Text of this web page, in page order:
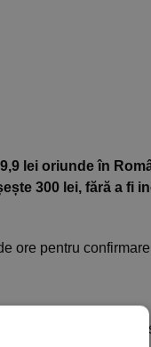
lei oriunde în
300 lei, fără a fi
ore pentru
a mai fi nevoie să